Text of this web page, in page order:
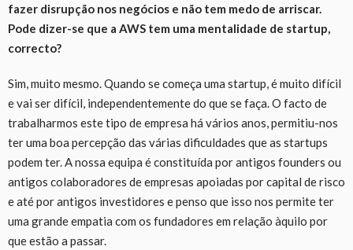
fazer disrupção nos negócios e não tem medo de arriscar.
Pode dizer-se que a AWS tem uma mentalidade de startup,
correcto?
Sim, muito mesmo. Quando se começa uma startup, é muito difícil
e vai ser difícil, independentemente do que se faça. O facto de
trabalharmos este tipo de empresa há vários anos, permitiu-nos
ter uma boa percepção das várias dificuldades que as startups
podem ter. A nossa equipa é constituída por antigos founders ou
antigos colaboradores de empresas apoiadas por capital de risco
e até por antigos investidores e penso que isso nos permite ter
uma grande empatia com os fundadores em relação àquilo por
que estão a passar.